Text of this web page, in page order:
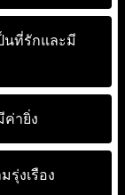
นที่รักและมี
ค่ายิ่ง
รุ่งเรือง